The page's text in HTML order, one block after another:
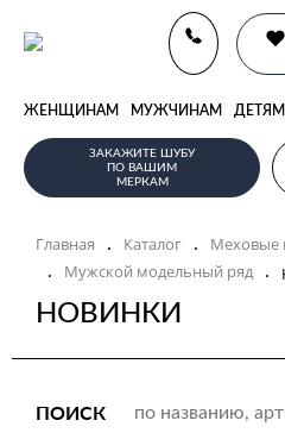
ЖЕНЩИНАМ МУЖЧИНАМ ДЕТЯМ
ЗАКАЖИТЕ ШУБУ
ПО ВАШИМ
МЕРКАМ
Главная . Каталог . Меховые
. Мужской модельный ряд .
НОВИНКИ
ПОИСК